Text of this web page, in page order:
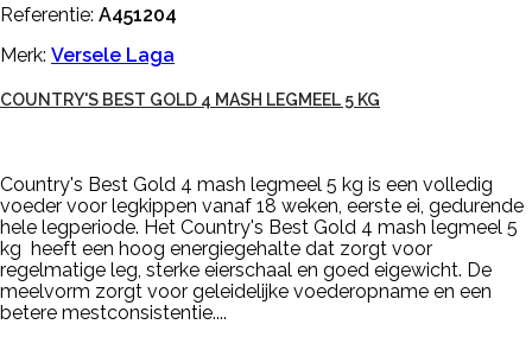
Referentie: A451204
Merk: Versele Laga
COUNTRY'S BEST GOLD 4 MASH LEGMEEL 5 KG
Country's Best Gold 4 mash legmeel 5 kg is een volledig
voeder voor legkippen vanaf 18 weken, eerste ei, gedurende
hele legperiode. Het Country's Best Gold 4 mash legmeel 5
kg heeft een hoog energiegehalte dat zorgt voor
regelmatige leg, sterke eierschaal en goed eigewicht. De
meelvorm zorgt voor geleidelijke voederopname en een
betere mestconsistentie....